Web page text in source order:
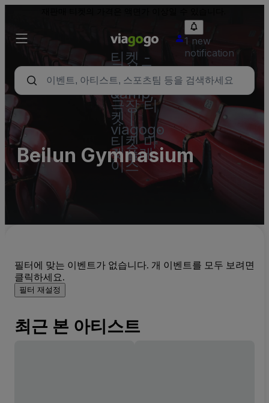
티켓 -
콘서트,
스포츠
&amp;
극장 티
켓 |
viagogo
티켓 마
켓플레
이스
1 new
notification
Beilun Gymnasium
필터에 맞는 이벤트가 없습니다. 개 이벤트를 모두 보려면
클릭하세요.
필터 재설정
최근 본 아티스트